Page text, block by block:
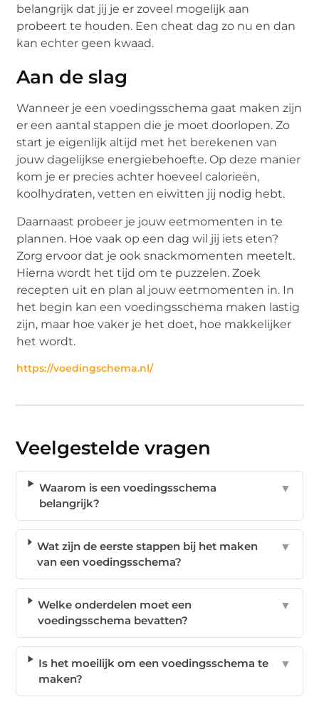
belangrijk dat jij je er zoveel mogelijk aan
probeert te houden. Een cheat dag zo nu en dan
kan echter geen kwaad.
Aan de slag
Wanneer je een voedingsschema gaat maken zijn
er een aantal stappen die je moet doorlopen. Zo
start je eigenlijk altijd met het berekenen van
jouw dagelijkse energiebehoefte. Op deze manier
kom je er precies achter hoeveel calorieën,
koolhydraten, vetten en eiwitten jij nodig hebt.
Daarnaast probeer je jouw eetmomenten in te
plannen. Hoe vaak op een dag wil jij iets eten?
Zorg ervoor dat je ook snackmomenten meetelt.
Hierna wordt het tijd om te puzzelen. Zoek
recepten uit en plan al jouw eetmomenten in. In
het begin kan een voedingsschema maken lastig
zijn, maar hoe vaker je het doet, hoe makkelijker
het wordt.
https://voedingschema.nl/
Veelgestelde vragen
Waarom is een voedingsschema
belangrijk?
▼
Wat zijn de eerste stappen bij het maken
van een voedingsschema?
▼
Welke onderdelen moet een
voedingsschema bevatten?
▼
Is het moeilijk om een voedingsschema te
maken?
▼